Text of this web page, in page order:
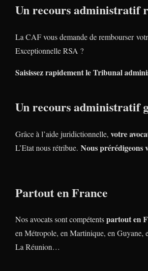
Un recours administratif
La CAF vous demande de rembourser
Exceptionnelle RSA ?
Saisissez rapidement le Tribunal
Un recours administratif
Grâce à l’aide juridictionnelle, votre
L’Etat nous rétribue. Nous prérédigeons
Partout en France
Nos avocats sont compétentspartout en
en Métropole, en Martinique, en Guyane,
La Réunion…